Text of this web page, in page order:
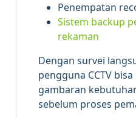
Penempatan
Sistem backup
rekaman
Dengan survei
pengguna CCTV
gambaran
sebelum proses